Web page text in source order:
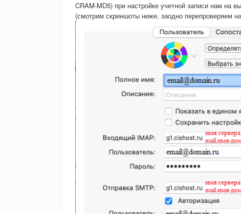
CRAM-MD5) при настройке учетной записи нам на
(смотрим скриншоты ниже, заодно перепроверяем